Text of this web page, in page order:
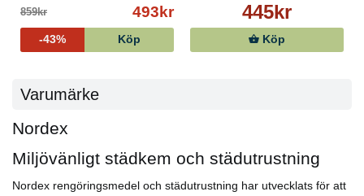
859kr 493kr
-43% Köp
445kr
Köp
Varumärke
Nordex
Miljövänligt städkem och städutrustning
Nordex rengöringsmedel och städutrustning har utvecklats för att